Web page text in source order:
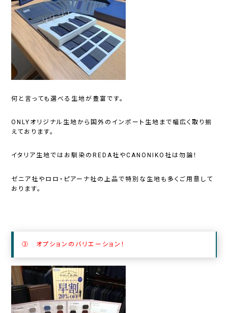
何と言っても選べる生地が豊富です。
ONLYオリジナル生地から国外のインポート生地まで幅広く取り揃
えております。
イタリア生地ではお馴染のREDA社やCANONIKO社は勿論！
ゼニア社やロロ・ピアーナ社の上品で特別な生地も多くご用意して
おります。
③ オプションのバリエーション！